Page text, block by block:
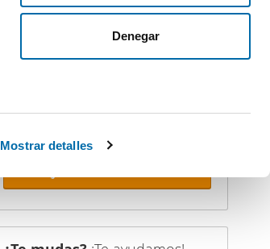
Mostrar detalles
Denegar
No dejes que te adelanten. Recibe en